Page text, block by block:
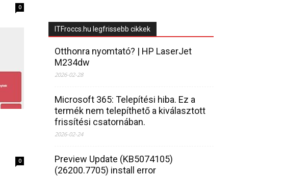
0
0
ITFroccs.hu legfrissebb cikkek
Otthonra nyomtató? | HP LaserJet
M234dw
2026-02-28
Microsoft 365: Telepítési hiba. Ez a
termék nem telepíthető a kiválasztott
frissítési csatornában.
2026-02-24
Preview Update (KB5074105)
(26200.7705) install error